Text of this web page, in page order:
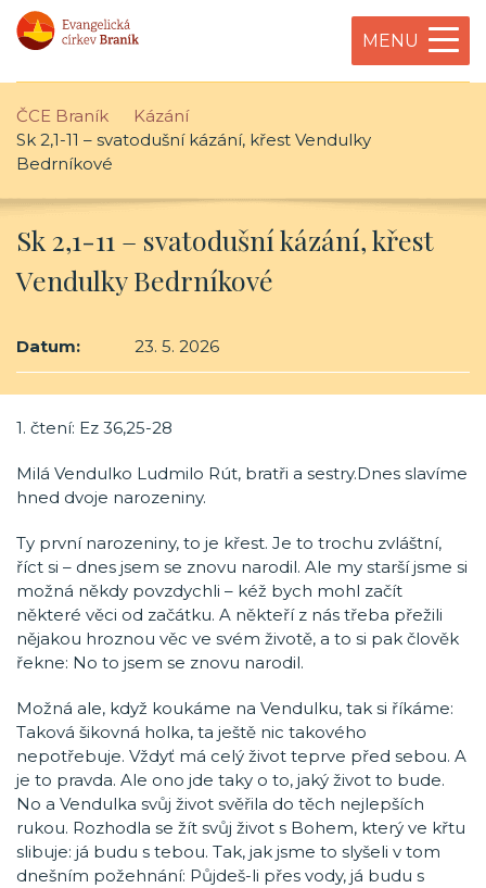
MENU
ČCE Braník
Kázání
Sk 2,1-11 – svatodušní kázání, křest Vendulky
Bedrníkové
Sk 2,1-11 – svatodušní kázání, křest
Vendulky Bedrníkové
Datum: 23. 5. 2026
1. čtení: Ez 36,25-28
Milá Vendulko Ludmilo Rút, bratři a sestry.Dnes slavíme
hned dvoje narozeniny.
Ty první narozeniny, to je křest. Je to trochu zvláštní,
říct si – dnes jsem se znovu narodil. Ale my starší jsme si
možná někdy povzdychli – kéž bych mohl začít
některé věci od začátku. A někteří z nás třeba přežili
nějakou hroznou věc ve svém životě, a to si pak člověk
řekne: No to jsem se znovu narodil.
Možná ale, když koukáme na Vendulku, tak si říkáme:
Taková šikovná holka, ta ještě nic takového
nepotřebuje. Vždyť má celý život teprve před sebou. A
je to pravda. Ale ono jde taky o to, jaký život to bude.
No a Vendulka svůj život svěřila do těch nejlepších
rukou. Rozhodla se žít svůj život s Bohem, který ve křtu
slibuje: já budu s tebou. Tak, jak jsme to slyšeli v tom
dnešním požehnání: Půjdeš-li přes vody, já budu s